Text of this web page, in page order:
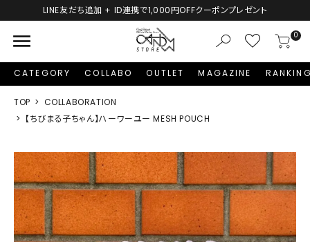
LINE友だち追加 + ID連携で1,000円OFFクーポンプレゼント
menu 0
CATEGORY COLLABO OUTLET MAGAZINE
TOP
COLLABORATION
【ちびまる子ちゃん】ハーワーユー MESH POUCH